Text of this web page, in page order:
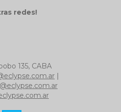
redes!
135, CABA
|